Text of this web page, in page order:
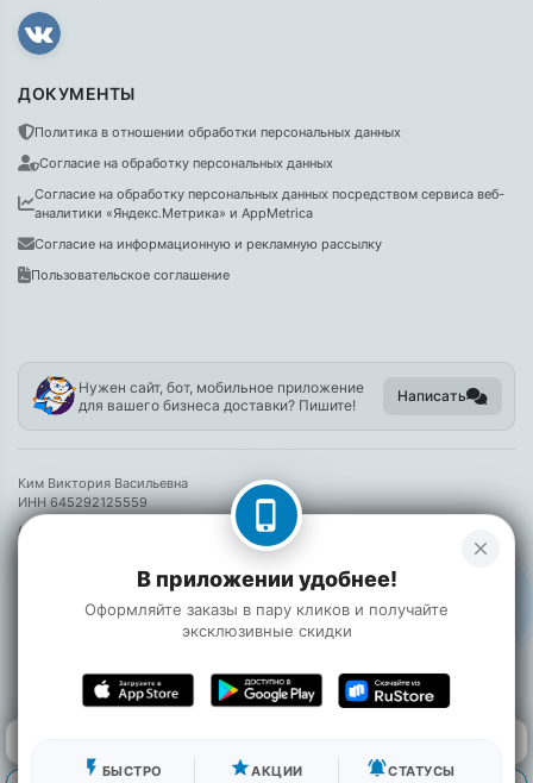
ДОКУМЕНТЫ
Политика в отношении обработки персональных данных
Согласие на обработку персональных данных
Согласие на обработку персональных данных посредством сервиса веб-
аналитики «Яндекс.Метрика» и AppMetrica
Согласие на информационную и рекламную рассылку
Пользовательское соглашение
Нужен сайт, бот, мобильное приложение
для вашего бизнеса доставки? Пишите!
Написать
Ким Виктория Васильевна
ИНН 645292125559
Информация на сайте носит справочный характер и не является публичной
2026 Булочки на Улочке
0
close
phone_iphone
В приложении удобнее!
Оформляйте заказы в пару кликов и получайте
эксклюзивные скидки
flash_on БЫСТРО starАКЦИИ notifications_activeСТАТУСЫ